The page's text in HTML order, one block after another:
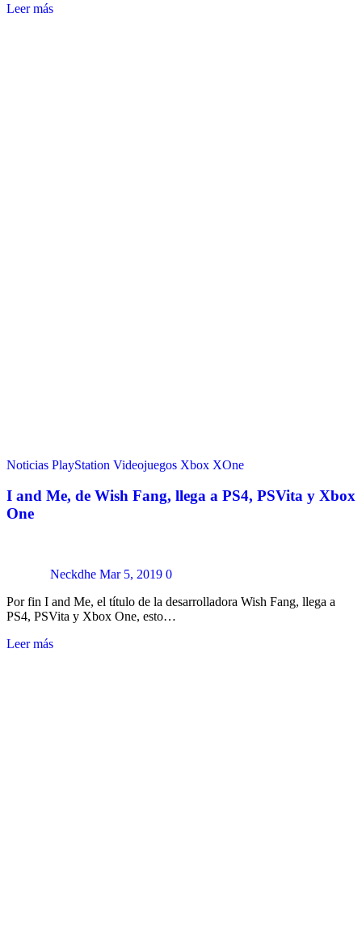
Leer más
Noticias PlayStation Videojuegos Xbox XOne
I and Me, de Wish Fang, llega a PS4, PSVita y Xbox
One
Neckdhe Mar 5, 2019 0
Por fin I and Me, el título de la desarrolladora Wish Fang, llega a
PS4, PSVita y Xbox One, esto…
Leer más